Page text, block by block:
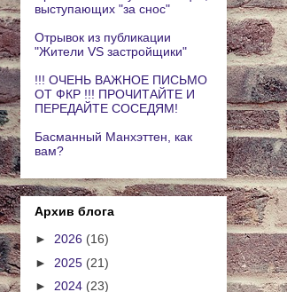
выступающих "за снос"
Отрывок из публикации
"Жители VS застройщики"
!!! ОЧЕНЬ ВАЖНОЕ ПИСЬМО
ОТ ФКР !!! ПРОЧИТАЙТЕ И
ПЕРЕДАЙТЕ СОСЕДЯМ!
Басманный Манхэттен, как
вам?
Архив блога
► 2026 (16)
► 2025 (21)
► 2024 (23)